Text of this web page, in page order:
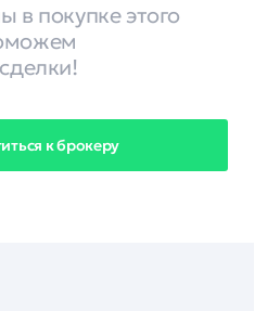
в покупке этого
к брокеру